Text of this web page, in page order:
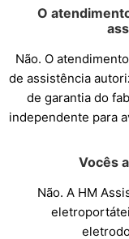
O
Não. O
de assistência
de garantia do
independente para
Vocês
Não. A HM